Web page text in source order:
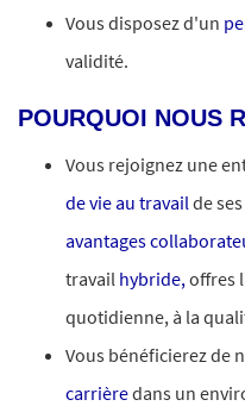
Vous disposez d'un
validité.
POURQUOI NOUS
Vous rejoignez une
de vie au travailde
avantages
travail hybride,offres
quotidienne, à la
Vous bénéficierez de
carrièredans un